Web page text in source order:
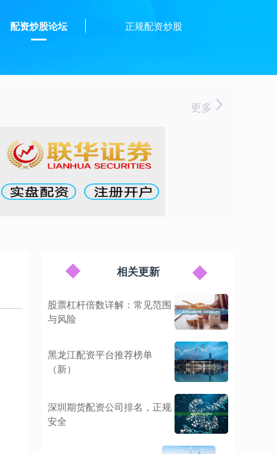
配资炒股论坛 正规配资炒股
更多
相关更新
股票杠杆倍数详解：常见范围
与风险
黑龙江配资平台推荐榜单
（新）
深圳期货配资公司排名，正规
安全